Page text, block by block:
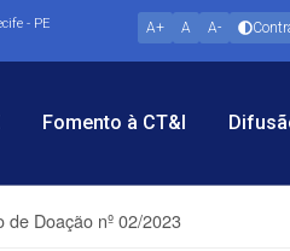
de Doação nº 02/2023
- PE A+ A A-
Fomento à CT&I